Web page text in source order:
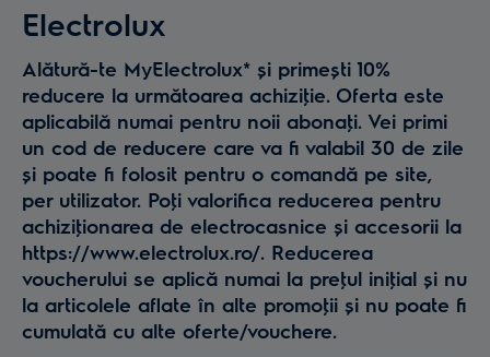
Electrolux
Alătură-te MyElectrolux* și primești 10%
reducere la următoarea achiziţie. Oferta este
aplicabilă numai pentru noii abonaţi. Vei primi
un cod de reducere care va fi valabil 30 de zile
și poate fi folosit pentru o comandă pe site,
per utilizator. Poţi valorifica reducerea pentru
achiziţionarea de electrocasnice și accesorii la
https://www.electrolux.ro/. Reducerea
voucherului se aplică numai la preţul iniţial și nu
la articolele aflate în alte promoţii și nu poate fi
cumulată cu alte oferte/vouchere.